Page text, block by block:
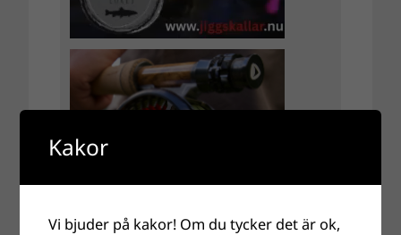
Kakor
Vi bjuder på kakor! Om du tycker det är ok,